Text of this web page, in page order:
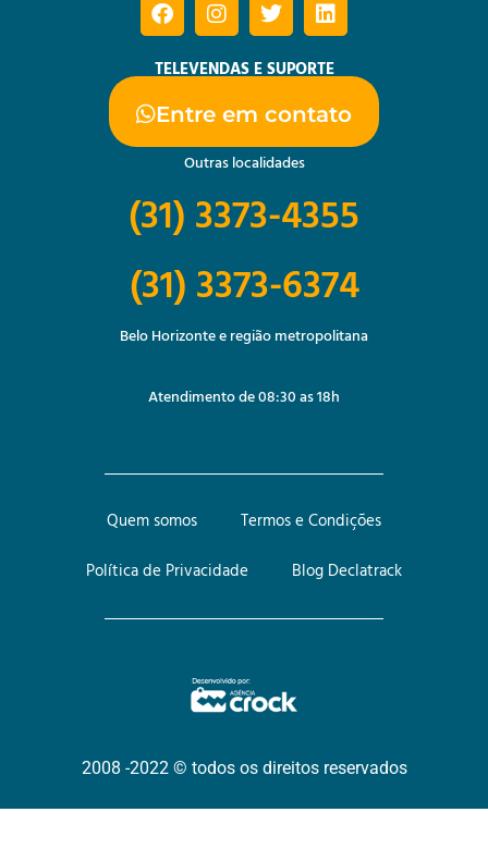
TELEVENDAS E SUPORTE
Entre em contato
Outras localidades
(31) 3373-4355
(31) 3373-6374
Belo Horizonte e região metropolitana
Atendimento de 08:30 as 18h
Quem somos
Termos e Condições
Política de Privacidade
Blog Declatrack
2008 -2022 © todos os direitos reservados